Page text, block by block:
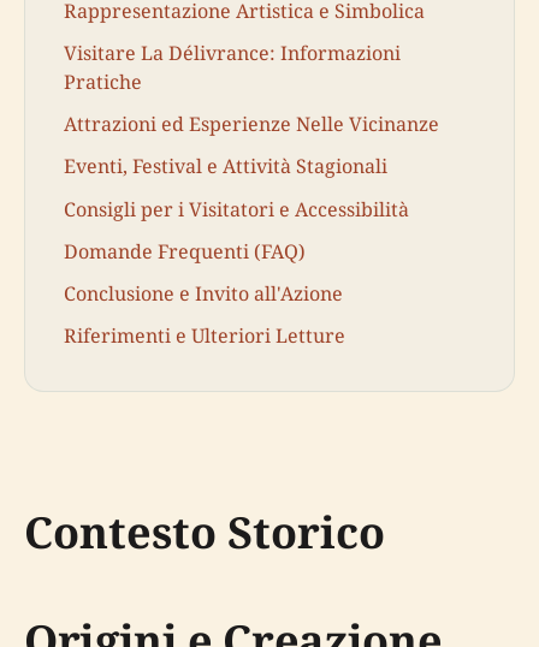
Rappresentazione Artistica e Simbolica
Visitare La Délivrance: Informazioni
Pratiche
Attrazioni ed Esperienze Nelle Vicinanze
Eventi, Festival e Attività Stagionali
Consigli per i Visitatori e Accessibilità
Domande Frequenti (FAQ)
Conclusione e Invito all'Azione
Riferimenti e Ulteriori Letture
Contesto Storico